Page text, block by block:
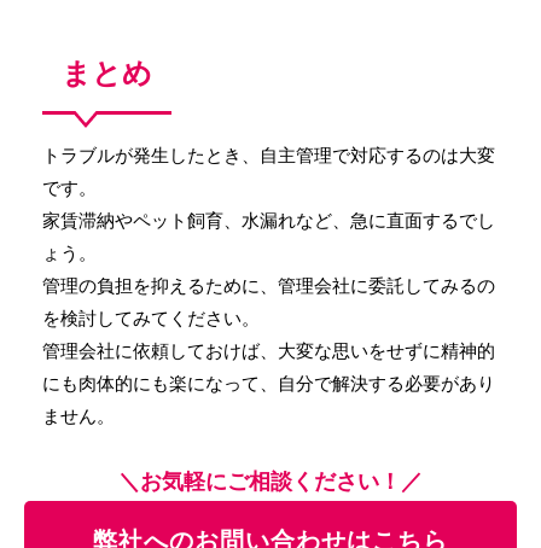
まとめ
トラブルが発生したとき、自主管理で対応するのは大変
です。
家賃滞納やペット飼育、水漏れなど、急に直面するでし
ょう。
管理の負担を抑えるために、管理会社に委託してみるの
を検討してみてください。
管理会社に依頼しておけば、大変な思いをせずに精神的
にも肉体的にも楽になって、自分で解決する必要があり
ません。
＼お気軽にご相談ください！／
弊社へのお問い合わせはこちら